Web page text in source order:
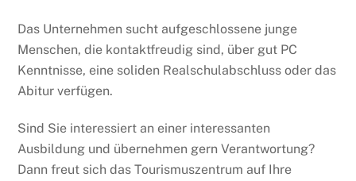
Das Unternehmen sucht aufgeschlossene junge
Menschen, die kontaktfreudig sind, über gut PC
Kenntnisse, eine soliden Realschulabschluss oder das
Abitur verfügen.
Sind Sie interessiert an einer interessanten
Ausbildung und übernehmen gern Verantwortung?
Dann freut sich das Tourismuszentrum auf Ihre